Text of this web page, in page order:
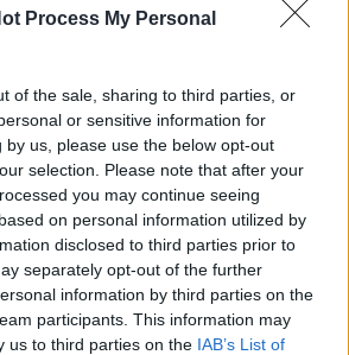
Process My Personal
of the sale, sharing to third parties, or
or sensitive information for
by us, please use the below opt-out
selection. Please note that after your
you may continue seeing
on personal information utilized by
disclosed to third parties prior to
separately opt-out of the further
information by third parties on the
participants. This information may
us to third parties on the IAB’s List of